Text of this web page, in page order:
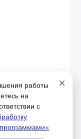
×
работы
на
с